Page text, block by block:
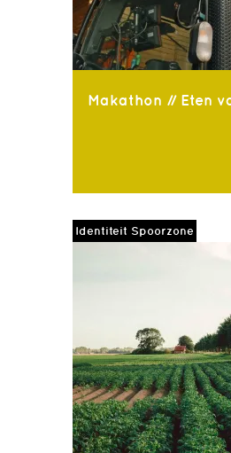
Makathon // Eten
Identiteit Spoorzone